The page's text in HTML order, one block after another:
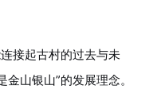
接起古村的过去与未
山银山”的发展理念。